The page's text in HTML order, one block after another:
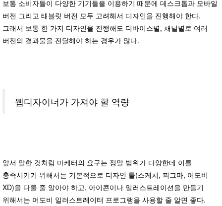
보통 소비자들이 다양한 기기들을 이용하기 때문에 데스크톱과 모바일
버전 그리고 태블릿 버전 모두 고려해서 디자인을 진행해야 한다.
그래서 보통 한 가지 디자인을 진행해도 디바이스별, 채널별로 여러
버전의 결과물을 전달해야 하는 경우가 많다.
웹디자이너가 가져야 할 역량
앞서 말한 것처럼 마케터의 요구는 정말 범위가 다양한데 이를
충족시키기 위해서는 기본적으로 디자인 툴(스케치, 피그마, 어도비
XD)을 다룰 줄 알아야 하고, 아이콘이나 일러스트레이션을 만들기
위해서는 어도비 일러스트레이터 프로그램을 사용할 줄 알면 좋다.